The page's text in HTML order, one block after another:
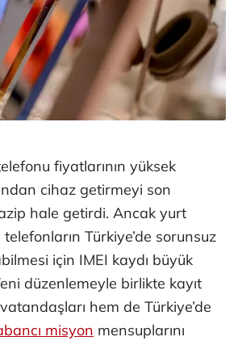
fiyatlarının yüksek
cihaz getirmeyi son
hale getirdi. Ancak yurt
telefonların Türkiye’de sorunsuz
için IMEI kaydı büyük
düzenlemeyle birlikte kayıt
hem de Türkiye’de
misyon mensuplarını